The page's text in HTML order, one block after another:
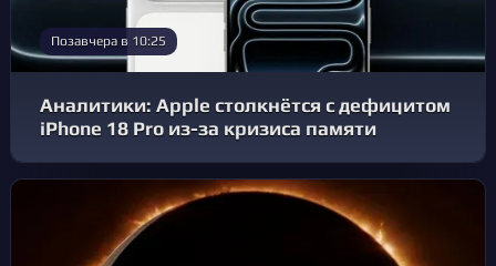
Позавчера в 10:25
Аналитики: Apple столкнётся с дефицитом
iPhone 18 Pro из-за кризиса памяти